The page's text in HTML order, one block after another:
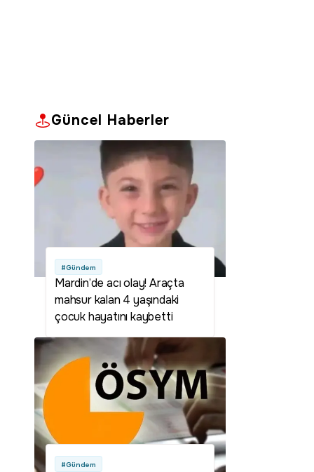
Güncel Haberler
#Gündem
Mardin’de acı olay! Araçta
mahsur kalan 4 yaşındaki
çocuk hayatını kaybetti
#Gündem